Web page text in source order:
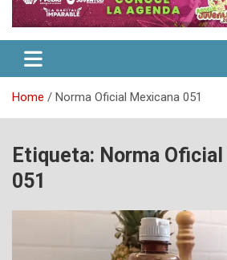
Home Norma Oficial Mexicana 051
Etiqueta: Norma
051